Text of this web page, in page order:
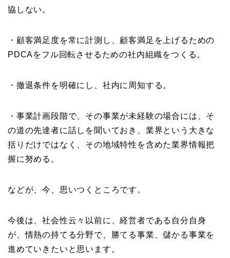
協しない。
・顧客満足度を常に計測し、顧客満足を上げるための
PDCAをフル回転させるための社内組織をつくる。
・撤退条件を明確にし、社内に周知する。
・事業計画段階で、その事業が未経験の場合には、そ
の道の先達者に話しを聞いておき、業界という大きな
括りだけではなく、その地域特性を含めた業界情報把
握に努める。
などが、今、思いつくところです。
今後は、社会性云々以前に、経営者である自分自身
が、情熱の持てる分野で、勝てる事業、儲かる事業を
進めていきたいと思います。